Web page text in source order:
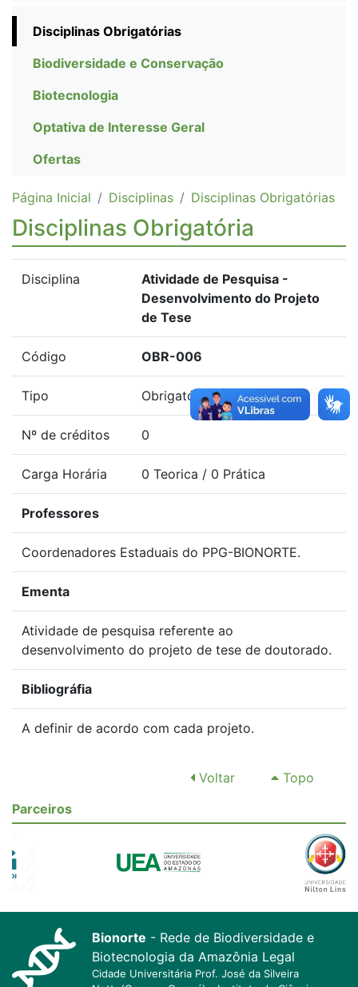
Disciplinas Obrigatórias
Biodiversidade e Conservação
Biotecnologia
Optativa de Interesse Geral
Ofertas
Página Inicial Disciplinas Disciplinas Obrigatórias
Disciplinas Obrigatória
Disciplina
Atividade de Pesquisa -
Desenvolvimento do Projeto
de Tese
Código OBR-006
Tipo Obrigatória
Nº de créditos 0
Carga Horária 0 Teorica / 0 Prática
Professores
Coordenadores Estaduais do PPG-BIONORTE.
Ementa
Atividade de pesquisa referente ao
desenvolvimento do projeto de tese de doutorado.
Bibliográfia
A definir de acordo com cada projeto.
Voltar
Topo
Parceiros
Bionorte - Rede de Biodiversidade e
Biotecnologia da Amazônia Legal
Cidade Universitária Prof. José da Silveira